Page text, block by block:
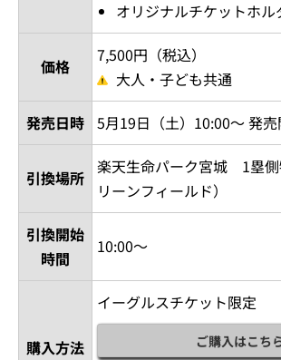
オリジナルチケットホル
価格
7,500円（税込）
大人・子ども共通
発売日時 5月19日（土）10:00～ 発
引換場所
楽天生命パーク宮城 1塁
リーンフィールド）
引換開始
時間
10:00～
購入方法
イーグルスチケット限定
ご購入はこち